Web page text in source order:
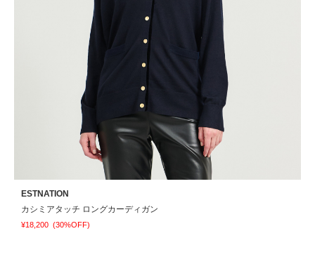
ESTNATION
カシミアタッチ ロングカーディガン
¥18,200 (30%OFF)